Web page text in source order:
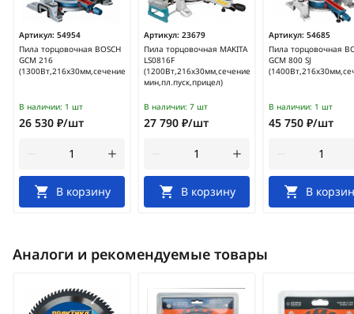
Артикул: 54954
Пила торцовочная BOSCH
GCM 216
(1300Вт,216х30мм,сечение60*123мм,лазер)/0601B33000
В наличии: 1 шт
26 530 ₽/шт
В корзину
Артикул: 23679
Пила торцовочная MAKITA
LS0816F
(1200Вт,216х30мм,сечение65*305мм,5000об/
мин,пл.пуск,прицел)
В наличии: 7 шт
27 790 ₽/шт
В корзину
Артикул: 54685
Пила торцовочная
GCM 800 SJ
В наличии: 1 шт
45 750 ₽/шт
В
Аналоги и рекомендуемые товары